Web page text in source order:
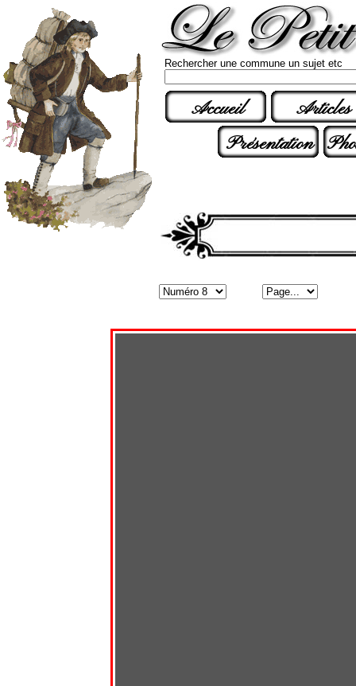
Rechercher une commune un sujet etc
Accueil
Articles
Présentation